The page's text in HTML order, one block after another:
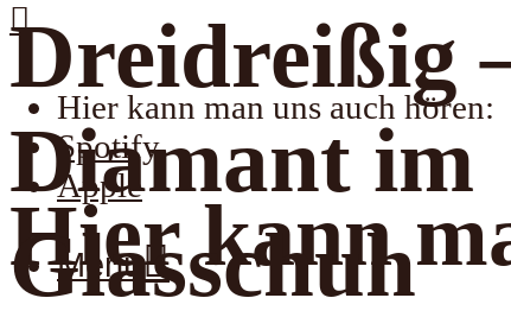
Hier kann man uns auch hören:
Spotify
Apple
Menu
Hier kann
Dreidreißig
Diamant im
Glasschuh